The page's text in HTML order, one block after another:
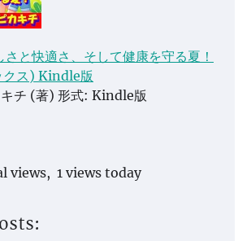
と快適さ、そして健康を守る夏！
クス) Kindle版
チ (著) 形式: Kindle版
views, 1 views today